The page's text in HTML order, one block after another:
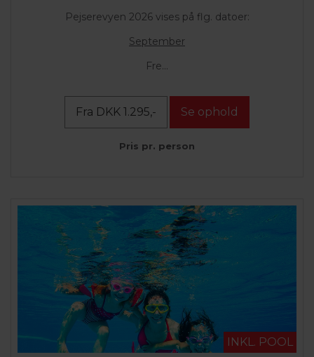
Pejserevyen 2026 vises på flg. datoer:
September
Fre...
Fra DKK 1.295,- Se ophold
Pris pr. person
INKL. POOL